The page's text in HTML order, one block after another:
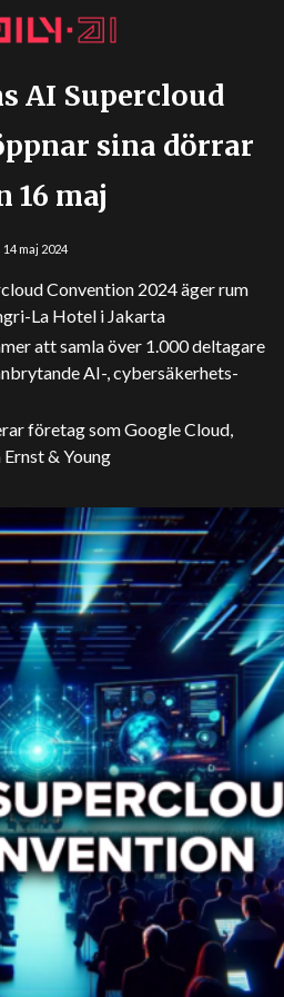
AI Supercloud
sina dörrar
16 maj
14 maj 2024
Convention 2024 äger rum
La Hotel i Jakarta
att samla över 1.000 deltagare
AI-, cybersäkerhets-
företag som Google Cloud,
& Young